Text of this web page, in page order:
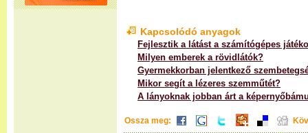
Kapcsolódó anyagok
Fejlesztik a látást a számítógépes
Milyen emberek a rövidlátók?
Gyermekkorban jelentkező
Mikor segít a lézeres szemműtét?
A lányoknak jobban árt a
Ossza meg: